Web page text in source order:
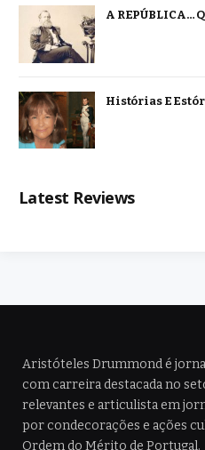
A REPÚBLICA…
Histórias E
Latest Reviews
Aristóteles Drummond é
com carreira destacada no
relevantes e articulista em
por condecorações e ações
Ordem do Mérito de Portugal.